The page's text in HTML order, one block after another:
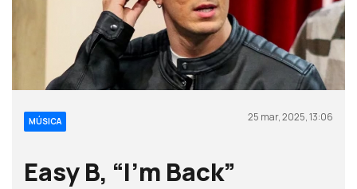
MÚSICA 25 mar, 2025, 13:06
Easy B, “I’m Back”